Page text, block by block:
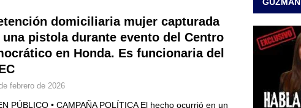
accidente de tránsito JUDICIALES
tres denunciantes entregan los detalles de porque se
Vargas JUDICIALES
examen toxicológico a exdirectora del Dapre Angie Rodríguez
domiciliaria mujer capturada
una pistola durante evento del Centro
en Honda. Es funcionaria del
febrero de 2026
PÚBLICO • CAMPAÑA POLÍTICA El hecho ocurrió en un